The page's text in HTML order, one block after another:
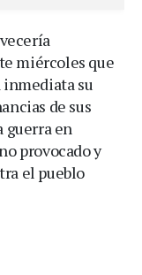
miércoles que
inmediata su
de sus
guerra en
provocado y
el pueblo